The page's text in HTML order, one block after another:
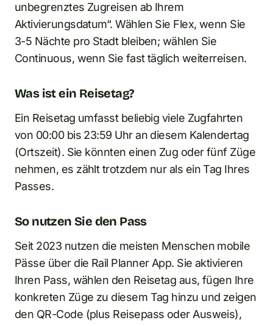
unbegrenztes Zugreisen ab Ihrem
Aktivierungsdatum“. Wählen Sie Flex, wenn Sie
3-5 Nächte pro Stadt bleiben; wählen Sie
Continuous, wenn Sie fast täglich weiterreisen.
Was ist ein Reisetag?
Ein Reisetag umfasst beliebig viele Zugfahrten
von 00:00 bis 23:59 Uhr an diesem Kalendertag
(Ortszeit). Sie könnten einen Zug oder fünf Züge
nehmen, es zählt trotzdem nur als ein Tag Ihres
Passes.
So nutzen Sie den Pass
Seit 2023 nutzen die meisten Menschen mobile
Pässe über die Rail Planner App. Sie aktivieren
Ihren Pass, wählen den Reisetag aus, fügen Ihre
konkreten Züge zu diesem Tag hinzu und zeigen
den QR-Code (plus Reisepass oder Ausweis),